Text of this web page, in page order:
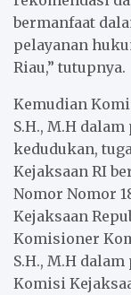
bermanfaat
pelayanan
Riau,” tutupnya.
Kemudian
S.H., M.H
kedudukan,
Kejaksaan RI
Nomor Nomor
Kejaksaan
Komisioner
S.H., M.H
Komisi